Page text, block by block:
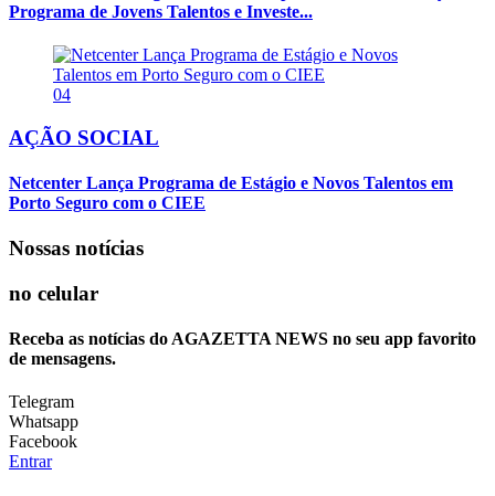
Programa de Jovens Talentos e Investe...
04
AÇÃO SOCIAL
Netcenter Lança Programa de Estágio e Novos Talentos em
Porto Seguro com o CIEE
Nossas notícias
no celular
Receba as notícias do AGAZETTA NEWS no seu app favorito
de mensagens.
Telegram
Whatsapp
Facebook
Entrar